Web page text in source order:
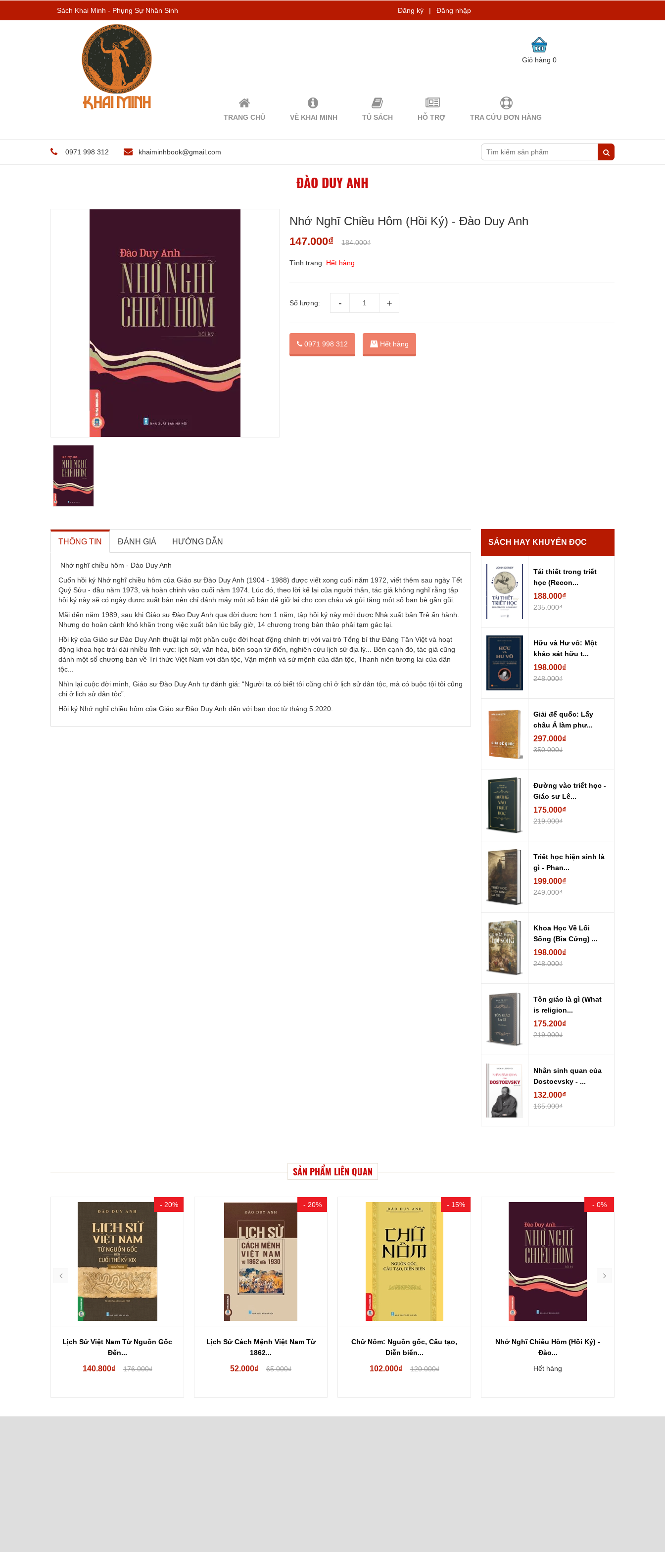
Sách Khai Minh - Phụng Sự Nhân Sinh Đăng ký | Đăng nhập
Giỏ hàng0
TRANG CHỦ VỀ KHAI MINH TỦ SÁCH HỖ TRỢ TRA CỨU ĐƠN HÀNG
0971 998 312 khaiminhbook@gmail.com
ĐÀO DUY ANH
Nhớ Nghĩ Chiều Hôm (Hồi Ký) - Đào Duy Anh
147.000₫ 184.000₫
Tình trạng: Hết hàng
Số lượng:
0971 998 312 Hết hàng
THÔNG TIN ĐÁNH GIÁ HƯỚNG DẪN
Nhớ nghĩ chiều hôm - Đào Duy Anh
Cuốn hồi ký Nhớ nghĩ chiều hôm của Giáo sư Đào Duy Anh (1904 - 1988) được viết xong cuối năm 1972, viết thêm sau ngày Tết
Quý Sửu - đầu năm 1973, và hoàn chỉnh vào cuối năm 1974. Lúc đó, theo lời kể lại của người thân, tác giả không nghĩ rằng tập
hồi ký này sẽ có ngày được xuất bản nên chỉ đánh máy một số bản để giữ lại cho con cháu và gửi tặng một số bạn bè gần gũi.
Mãi đến năm 1989, sau khi Giáo sư Đào Duy Anh qua đời được hơn 1 năm, tập hồi ký này mới được Nhà xuất bản Trẻ ấn hành.
Nhưng do hoàn cảnh khó khăn trong việc xuất bản lúc bấy giờ, 14 chương trong bản thảo phải tạm gác lại.
Hồi ký của Giáo sư Đào Duy Anh thuật lại một phần cuộc đời hoạt động chính trị với vai trò Tổng bí thư Đảng Tân Việt và hoạt
động khoa học trải dài nhiều lĩnh vực: lịch sử, văn hóa, biên soạn từ điển, nghiên cứu lịch sử địa lý... Bên cạnh đó, tác giả cũng
dành một số chương bàn về Trí thức Việt Nam với dân tộc, Vận mệnh và sứ mệnh của dân tộc, Thanh niên tương lai của dân
tộc...
Nhìn lại cuộc đời mình, Giáo sư Đào Duy Anh tự đánh giá: “Người ta có biết tôi cũng chỉ ở lịch sử dân tộc, mà có buộc tội tôi cũng
chỉ ở lịch sử dân tộc”.
Hồi ký Nhớ nghĩ chiều hôm của Giáo sư Đào Duy Anh đến với bạn đọc từ tháng 5.2020.
SÁCH HAY KHUYẾN ĐỌC
Tái thiết trong triết
học (Recon...
188.000₫
235.000₫
Hữu và Hư vô: Một
khảo sát hữu t...
198.000₫
248.000₫
Giải đế quốc: Lấy
châu Á làm phư...
297.000₫
350.000₫
Đường vào triết học -
Giáo sư Lê...
175.000₫
219.000₫
Triết học hiện sinh là
gì - Phan...
199.000₫
249.000₫
Khoa Học Về Lối
Sống (Bìa Cứng) ...
198.000₫
248.000₫
Tôn giáo là gì (What
is religion...
175.200₫
219.000₫
Nhân sinh quan của
Dostoevsky - ...
132.000₫
165.000₫
SẢN PHẨM LIÊN QUAN
- 20%
Lịch Sử Cách Mệnh Việt Nam Từ
1862...
52.000₫ 65.000₫
- 15%
Chữ Nôm: Nguồn gốc, Cấu tạo,
Diễn biến...
102.000₫ 120.000₫
- 0%
Nhớ Nghĩ Chiều Hôm (Hồi Ký) -
Đào...
Hết hàng
- 20%
Học Giả Đào Duy Anh - Lê Xuân...
116.000₫ 145.000₫